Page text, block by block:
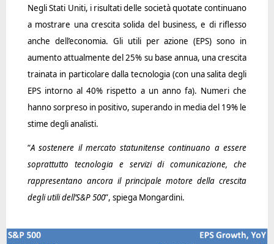
Negli Stati Uniti, i risultati delle società quotate continuano
a mostrare una crescita solida del business, e di riflesso
anche dell’economia. Gli utili per azione (EPS) sono in
aumento attualmente del 25% su base annua, una crescita
trainata in particolare dalla tecnologia (con una salita degli
EPS intorno al 40% rispetto a un anno fa). Numeri che
hanno sorpreso in positivo, superando in media del 19% le
stime degli analisti.
“A sostenere il mercato statunitense continuano a essere
soprattutto tecnologia e servizi di comunicazione, che
rappresentano ancora il principale motore della crescita
degli utili dell’S&P 500”, spiega Mongardini.